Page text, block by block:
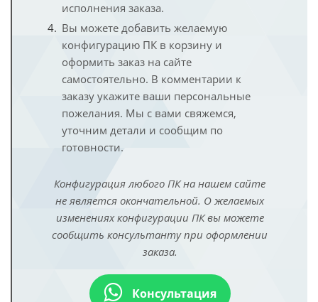
исполнения заказа.
Вы можете добавить желаемую
конфигурацию ПК в корзину и
оформить заказ на сайте
самостоятельно. В комментарии к
заказу укажите ваши персональные
пожелания. Мы с вами свяжемся,
уточним детали и сообщим по
готовности.
Конфигурация любого ПК на нашем сайте
не является окончательной. О желаемых
изменениях конфигурации ПК вы можете
сообщить консультанту при оформлении
заказа.
Консультация